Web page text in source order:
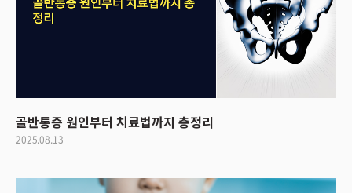
골반통증 원인부터 치료법까지 총정리
2025.08.13